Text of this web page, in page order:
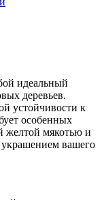
идеальный
деревьев.
устойчивости к
особенных
желтой мякотью и
вашего